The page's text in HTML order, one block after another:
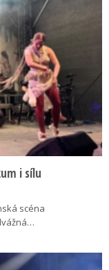
i sílu
scéna